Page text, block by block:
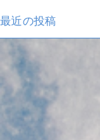
最近の投稿